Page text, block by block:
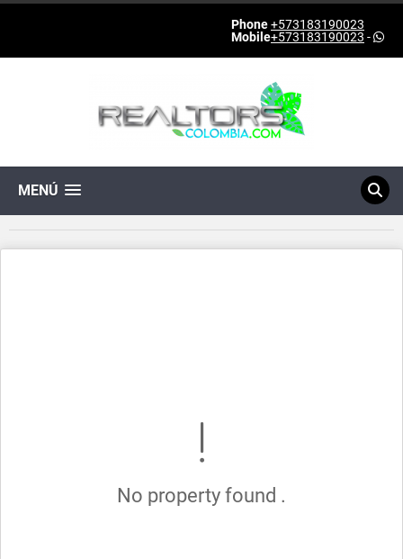
Phone+573183190023
Mobile+573183190023 -
MENÚ
No property found .